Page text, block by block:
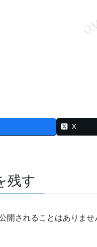
X
残す
開されることはありませ